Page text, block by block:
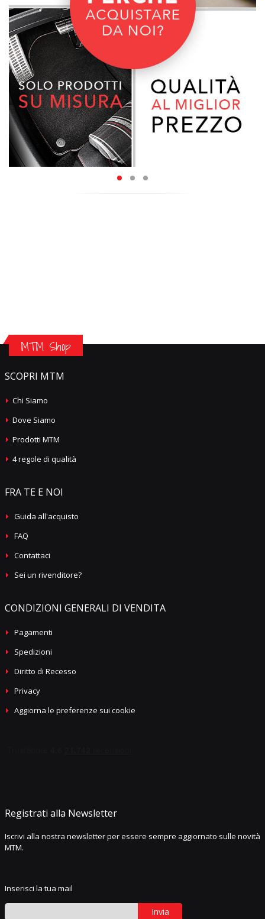
MTM Shop
SCOPRI MTM
Chi Siamo
Dove Siamo
Prodotti MTM
4 regole di qualità
FRA TE E NOI
Guida all'acquisto
FAQ
Contattaci
Sei un rivenditore?
CONDIZIONI GENERALI DI VENDITA
Pagamenti
Spedizioni
Diritto di Recesso
Privacy
Aggiorna le preferenze sui cookie
Registrati alla Newsletter
Iscrivi alla nostra newsletter per essere sempre aggiornato sulle novità
MTM.
Inserisci la tua mail
Invia